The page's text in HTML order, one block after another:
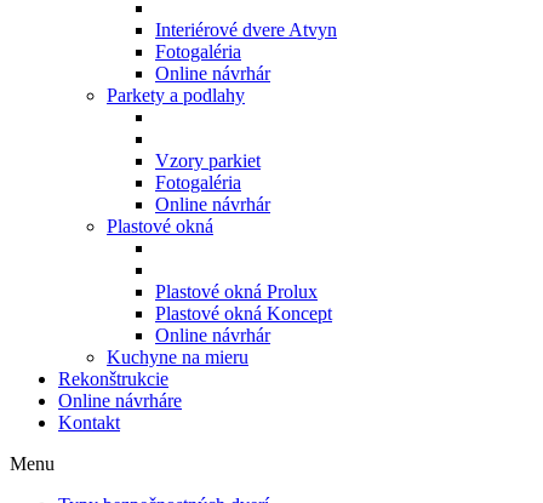
Interiérové dvere Atvyn
Fotogaléria
Online návrhár
Parkety a podlahy
Vzory parkiet
Fotogaléria
Online návrhár
Plastové okná
Plastové okná Prolux
Plastové okná Koncept
Online návrhár
Kuchyne na mieru
Rekonštrukcie
Online návrháre
Kontakt
Menu